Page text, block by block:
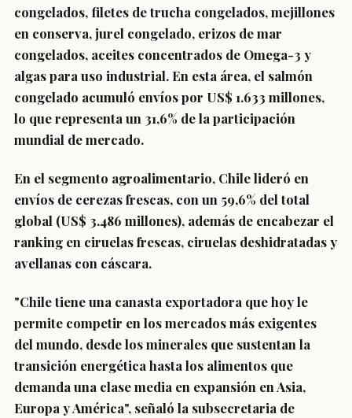
congelados, filetes de trucha congelados, mejillones
en conserva, jurel congelado, erizos de mar
congelados, aceites concentrados de Omega-3 y
algas para uso industrial. En esta área, el salmón
congelado acumuló envíos por US$ 1.633 millones,
lo que representa un 31,6% de la participación
mundial de mercado.
En el segmento agroalimentario, Chile lideró en
envíos de cerezas frescas, con un 59,6% del total
global (US$ 3.486 millones), además de encabezar el
ranking en ciruelas frescas, ciruelas deshidratadas y
avellanas con cáscara.
"Chile tiene una canasta exportadora que hoy le
permite competir en los mercados más exigentes
del mundo, desde los minerales que sustentan la
transición energética hasta los alimentos que
demanda una clase media en expansión en Asia,
Europa y América", señaló la subsecretaria de